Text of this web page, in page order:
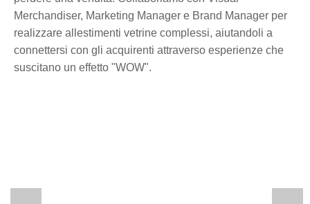
Merchandiser, Marketing Manager e Brand Manager per
realizzare allestimenti vetrine complessi, aiutandoli a
connettersi con gli acquirenti attraverso esperienze che
suscitano un effetto "WOW".